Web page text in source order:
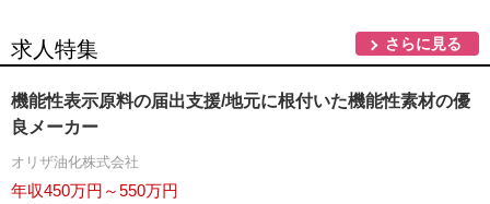
求人特集 さらに見る
機能性表示原料の届出支援/地元に根付いた機能性素材の優
良メーカー
オリザ油化株式会社
年収450万円～550万円